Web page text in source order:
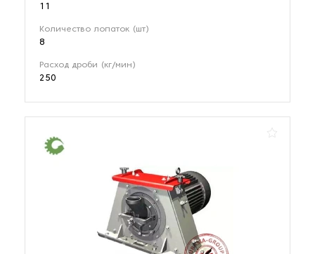
11
Количество лопаток (шт)
8
Расход дроби (кг/мин)
250